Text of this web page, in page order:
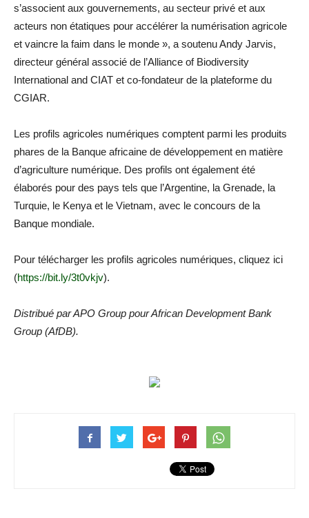
s’associent aux gouvernements, au secteur privé et aux
acteurs non étatiques pour accélérer la numérisation agricole
et vaincre la faim dans le monde », a soutenu Andy Jarvis,
directeur général associé de l’Alliance of Biodiversity
International and CIAT et co-fondateur de la plateforme du
CGIAR.
Les profils agricoles numériques comptent parmi les produits
phares de la Banque africaine de développement en matière
d’agriculture numérique. Des profils ont également été
élaborés pour des pays tels que l’Argentine, la Grenade, la
Turquie, le Kenya et le Vietnam, avec le concours de la
Banque mondiale.
Pour télécharger les profils agricoles numériques, cliquez ici
(https://bit.ly/3t0vkjv).
Distribué par APO Group pour African Development Bank
Group (AfDB).